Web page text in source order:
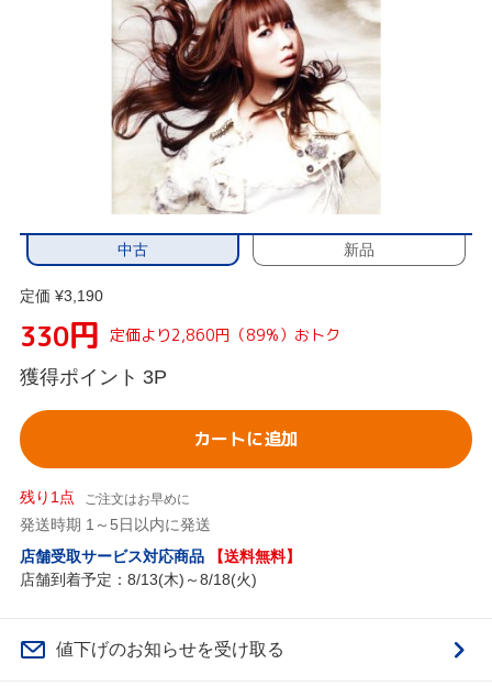
中古 新品
定価 ¥3,190
330円 定価より2,860円（89%）おトク
獲得ポイント 3P
カートに追加
残り1点 ご注文はお早めに
発送時期 1～5日以内に発送
店舗受取サービス対応商品
【送料無料】
店舗到着予定：8/13(木)～8/18(火)
値下げのお知らせを受け取る